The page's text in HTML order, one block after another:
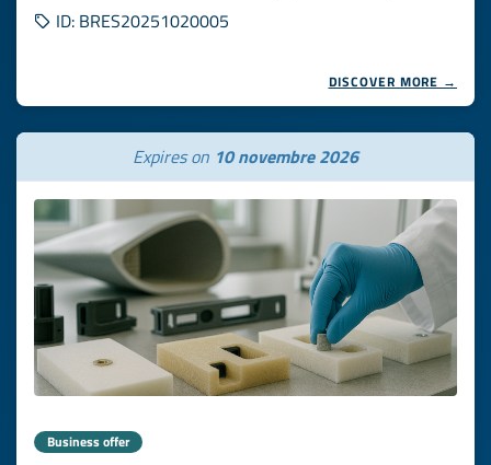
ID: BRES20251020005
DISCOVER MORE →
Expires on 10 novembre 2026
Business offer